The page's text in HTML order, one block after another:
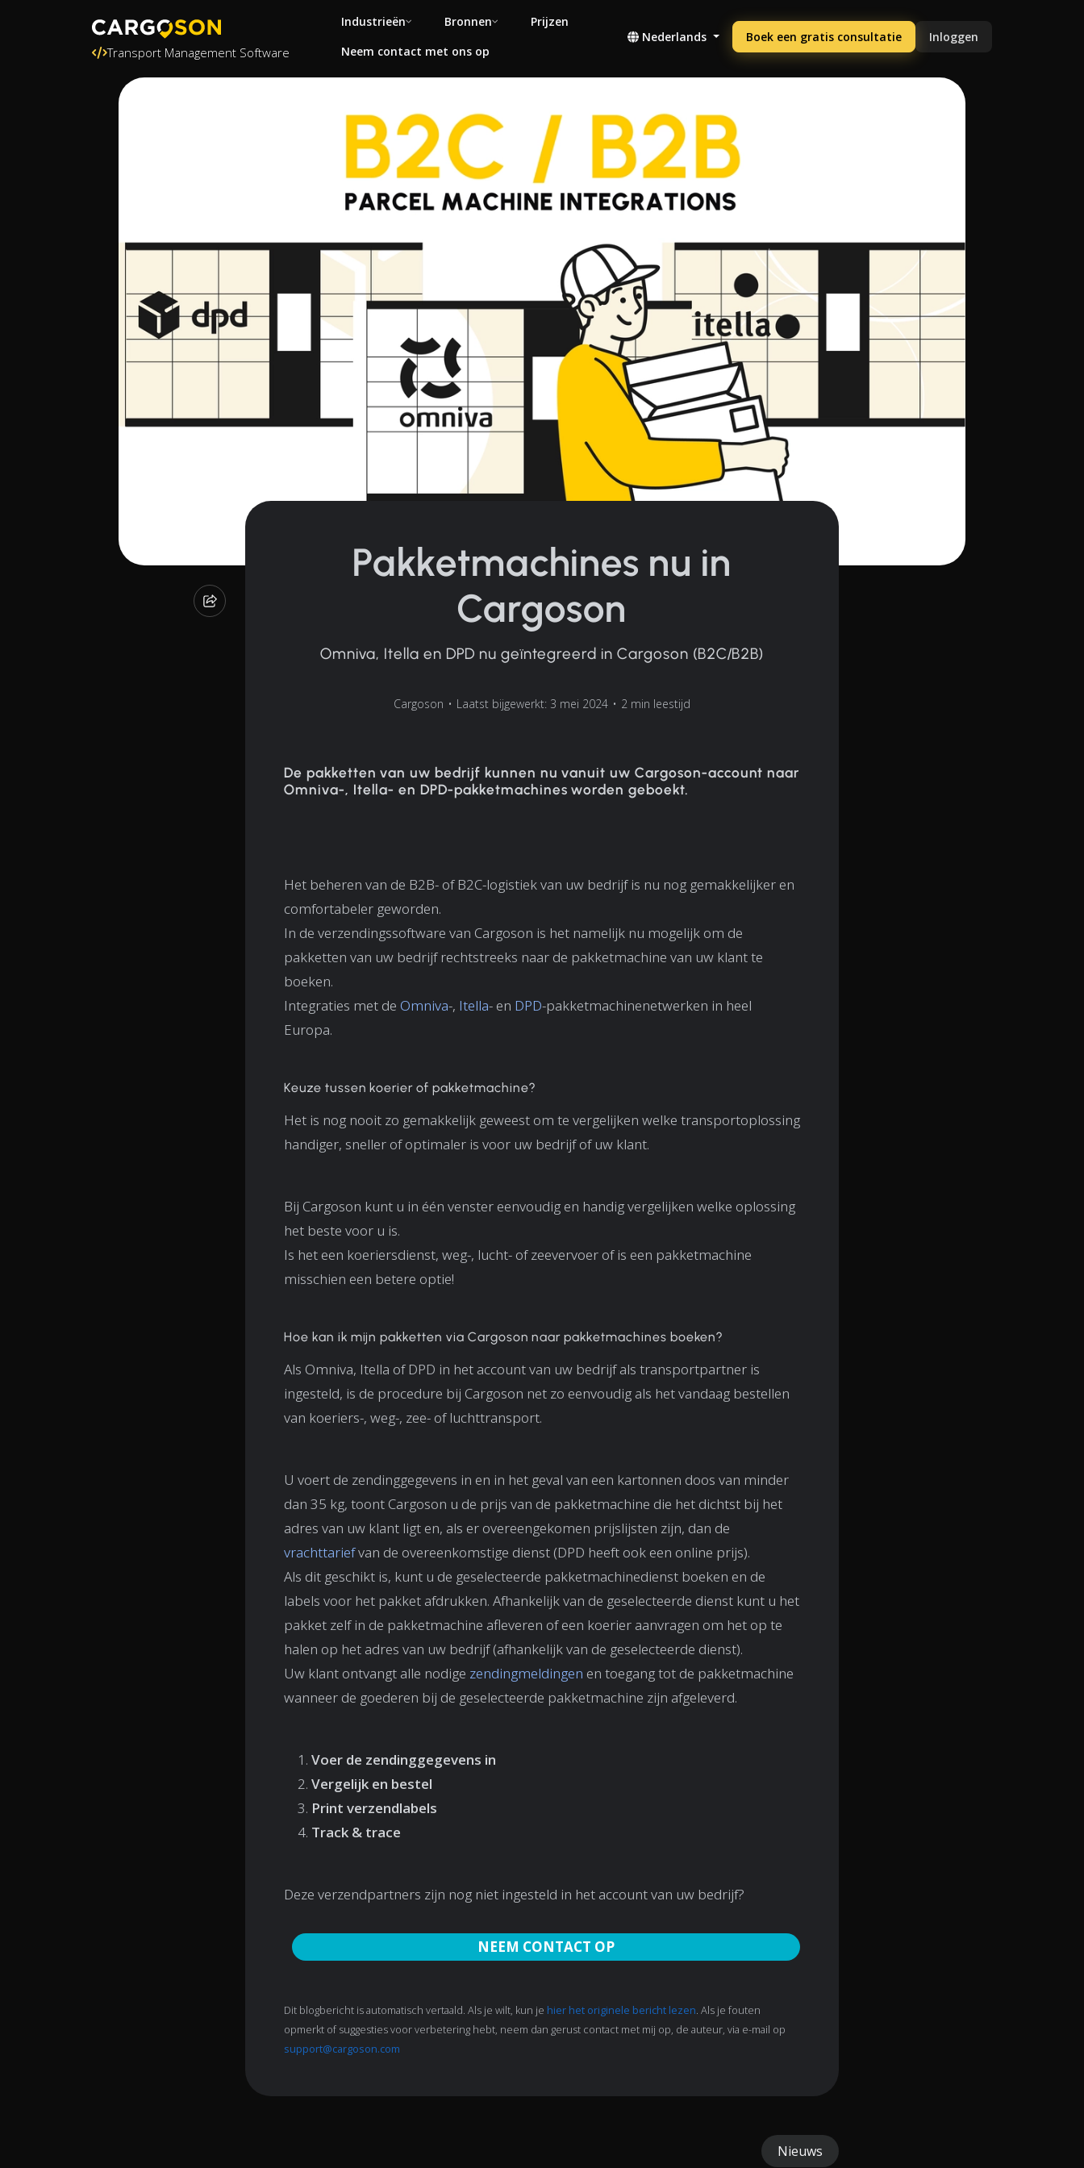
Transport Management Software
Industrieën Bronnen
Prijzen
Neem contact met ons op
Nederlands Boek een gratis consultatie Inloggen
Pakketmachines nu in
Cargoson
Omniva, Itella en DPD nu geïntegreerd in Cargoson (B2C/B2B)
Cargoson • Laatst bijgewerkt: 3 mei 2024 • 2 min leestijd
De pakketten van uw bedrijf kunnen nu vanuit uw Cargoson-account naar
Omniva-, Itella- en DPD-pakketmachines worden geboekt.
Het beheren van de B2B- of B2C-logistiek van uw bedrijf is nu nog gemakkelijker en
comfortabeler geworden.
In de verzendingssoftware van Cargoson is het namelijk nu mogelijk om de
pakketten van uw bedrijf rechtstreeks naar de pakketmachine van uw klant te
boeken.
Integraties met de Omniva-, Itella- en DPD-pakketmachinenetwerken in heel
Europa.
Keuze tussen koerier of pakketmachine?
Het is nog nooit zo gemakkelijk geweest om te vergelijken welke transportoplossing
handiger, sneller of optimaler is voor uw bedrijf of uw klant.
Bij Cargoson kunt u in één venster eenvoudig en handig vergelijken welke oplossing
het beste voor u is.
Is het een koeriersdienst, weg-, lucht- of zeevervoer of is een pakketmachine
misschien een betere optie!
Hoe kan ik mijn pakketten via Cargoson naar pakketmachines boeken?
Als Omniva, Itella of DPD in het account van uw bedrijf als transportpartner is
ingesteld, is de procedure bij Cargoson net zo eenvoudig als het vandaag bestellen
van koeriers-, weg-, zee- of luchttransport.
U voert de zendinggegevens in en in het geval van een kartonnen doos van minder
dan 35 kg, toont Cargoson u de prijs van de pakketmachine die het dichtst bij het
adres van uw klant ligt en, als er overeengekomen prijslijsten zijn, dan de
vrachttariefvan de overeenkomstige dienst (DPD heeft ook een online prijs).
Als dit geschikt is, kunt u de geselecteerde pakketmachinedienst boeken en de
labels voor het pakket afdrukken. Afhankelijk van de geselecteerde dienst kunt u het
pakket zelf in de pakketmachine afleveren of een koerier aanvragen om het op te
halen op het adres van uw bedrijf (afhankelijk van de geselecteerde dienst).
Uw klant ontvangt alle nodige zendingmeldingen en toegang tot de pakketmachine
wanneer de goederen bij de geselecteerde pakketmachine zijn afgeleverd.
Voer de zendinggegevens in
Vergelijk en bestel
Print verzendlabels
Track & trace
Deze verzendpartners zijn nog niet ingesteld in het account van uw bedrijf?
NEEM CONTACT OP
Dit blogbericht is automatisch vertaald. Als je wilt, kun je hier het originele bericht lezen. Als je fouten
opmerkt of suggesties voor verbetering hebt, neem dan gerust contact met mij op, de auteur, via e-mail op
support@cargoson.com
Nieuws